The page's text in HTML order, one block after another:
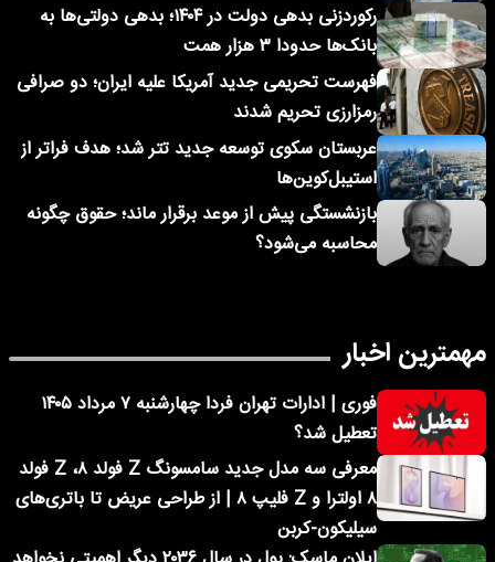
رکوردزنی بدهی دولت در ۱۴۰۴؛ بدهی دولتی‌ها به
بانک‌ها حدودا ۳ هزار همت
فهرست تحریمی جدید آمریکا علیه ایران؛ دو صرافی
رمزارزی تحریم شدند
عربستان سکوی توسعه جدید تتر شد؛ هدف فراتر از
استیبل‌کوین‌ها
بازنشستگی پیش از موعد برقرار ماند؛ حقوق چگونه
محاسبه می‌شود؟
مهمترین اخبار
فوری | ادارات تهران فردا چهارشنبه ۷ مرداد ۱۴۰۵
تعطیل شد؟
معرفی سه مدل جدید سامسونگ Z فولد ۸، Z فولد
۸ اولترا و Z فلیپ ۸ | از طراحی عریض تا باتری‌های
سیلیکون-کربن